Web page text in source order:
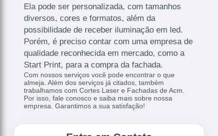
Ela pode ser personalizada, com tamanhos
diversos, cores e formatos, além da
possibilidade de receber iluminação em led.
Porém, é preciso contar com uma empresa de
qualidade reconhecida em mercado, como a
Start Print, para a compra da fachada.
Com nossos serviços você pode encontrar o que
almeja. Além dos serviços já citados, também
trabalhamos com Cortes Laser e Fachadas de Acm.
Por isso, fale conosco e saiba mais sobre nossa
empresa. Garantimos a sua satisfação!